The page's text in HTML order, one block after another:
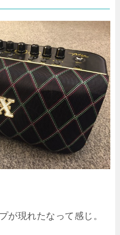
が現れたなって感じ。